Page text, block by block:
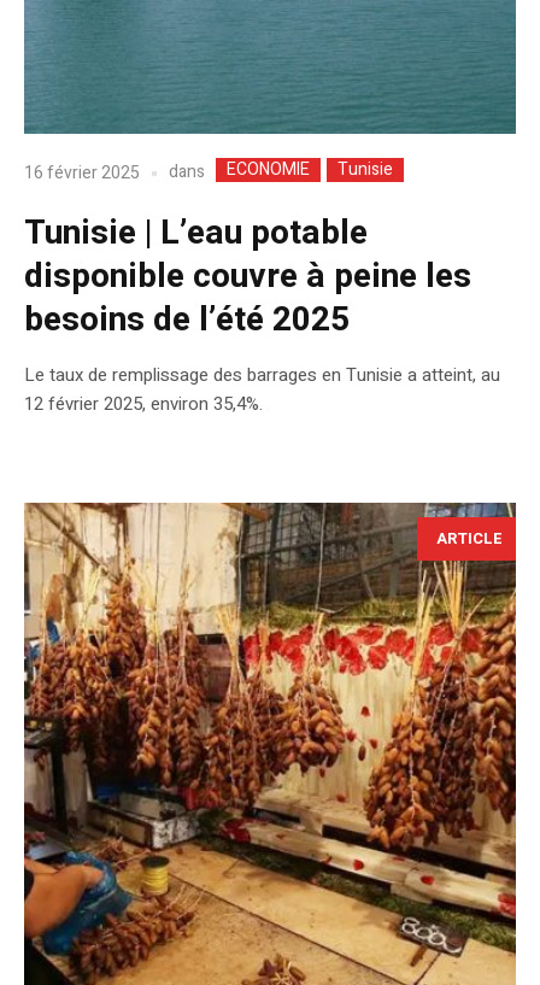
16 février 2025 dans ECONOMIE Tunisie
Tunisie | L’eau potable
disponible couvre à peine les
besoins de l’été 2025
Le taux de remplissage des barrages en Tunisie a atteint, au
12 février 2025, environ 35,4%.
ARTICLE